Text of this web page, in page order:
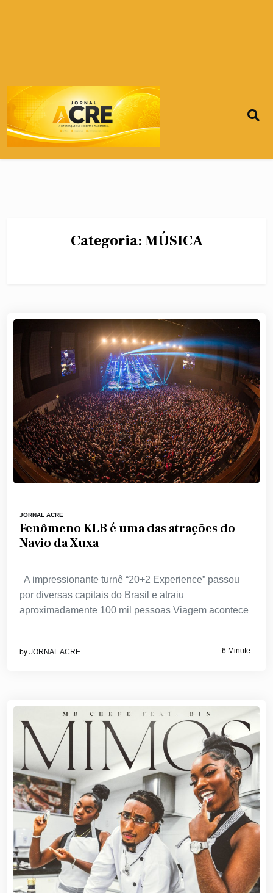
Categoria: MÚSICA
JORNAL ACRE
Fenômeno KLB é uma das atrações do
Navio da Xuxa
A impressionante turnê “20+2 Experience” passou
por diversas capitais do Brasil e atraiu
aproximadamente 100 mil pessoas Viagem acontece
by JORNAL ACRE 6 Minute